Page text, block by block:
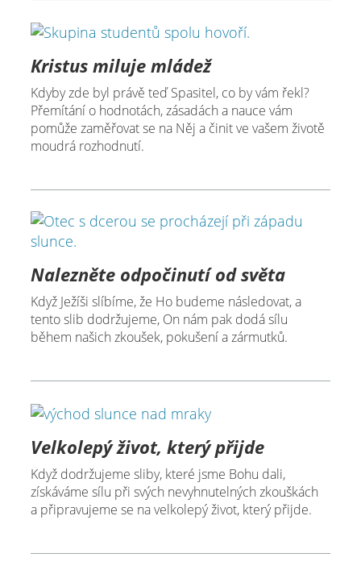
Kristus miluje mládež
Kdyby zde byl právě teď Spasitel, co by vám řekl?
Přemítání o hodnotách, zásadách a nauce vám
pomůže zaměřovat se na Něj a činit ve vašem životě
moudrá rozhodnutí.
Nalezněte odpočinutí od světa
Když Ježíši slíbíme, že Ho budeme následovat, a
tento slib dodržujeme, On nám pak dodá sílu
během našich zkoušek, pokušení a zármutků.
Velkolepý život, který přijde
Když dodržujeme sliby, které jsme Bohu dali,
získáváme sílu při svých nevyhnutelných zkouškách
a připravujeme se na velkolepý život, který přijde.